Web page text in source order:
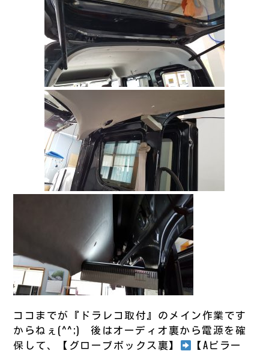
ココまでが『ドラレコ取付』のメイン作業です
からねぇ(^^;) 後はオーディオ裏から電源を確
保して、【グローブボックス裏】
【Aピラー